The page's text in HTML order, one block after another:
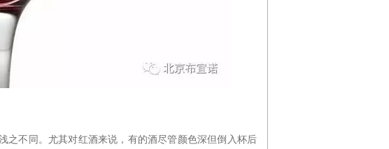
之不同。尤其对红酒来说，有的酒尽管颜色深但倒入杯后